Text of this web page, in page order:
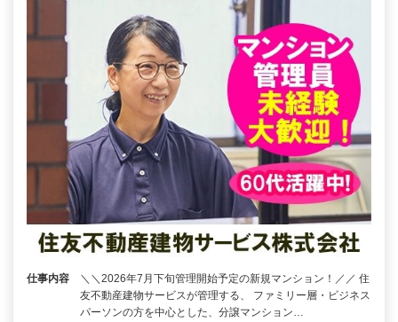
仕事内容
＼＼2026年7月下旬管理開始予定の新規マンション！／／ 住
友不動産建物サービスが管理する、 ファミリー層・ビジネス
パーソンの方を中心とした、分譲マンション…